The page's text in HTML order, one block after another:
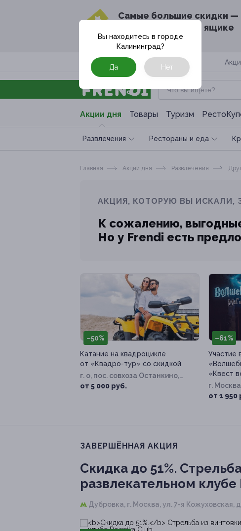
Cамые большие скидки —
в твоём почтовом ящике
Москва
Акции дня Товары Туризм
Развлечения Рестораны и еда
Вы находитесь в городе
Калининград?
Да Нет
Главная Акции дня Развлечения
АКЦИЯ, КОТОРУЮ ВЫ ИСКАЛИ,
К сожалению,
Но у Frendi есть
–50%
Катание на квадроцикле
от «Квадро-тур» со скидкой
г. о, пос. совхоза Останкино,
Дорожная ул, д. 26а
от 5 000 руб.
–61%
Участие
«Квест
г.
от 1 950
ЗАВЕРШЁННАЯ АКЦИЯ
Скидка до 51%.
развлекательном
Дубровка, г. Москва, ул. 7-я Кожуховская,